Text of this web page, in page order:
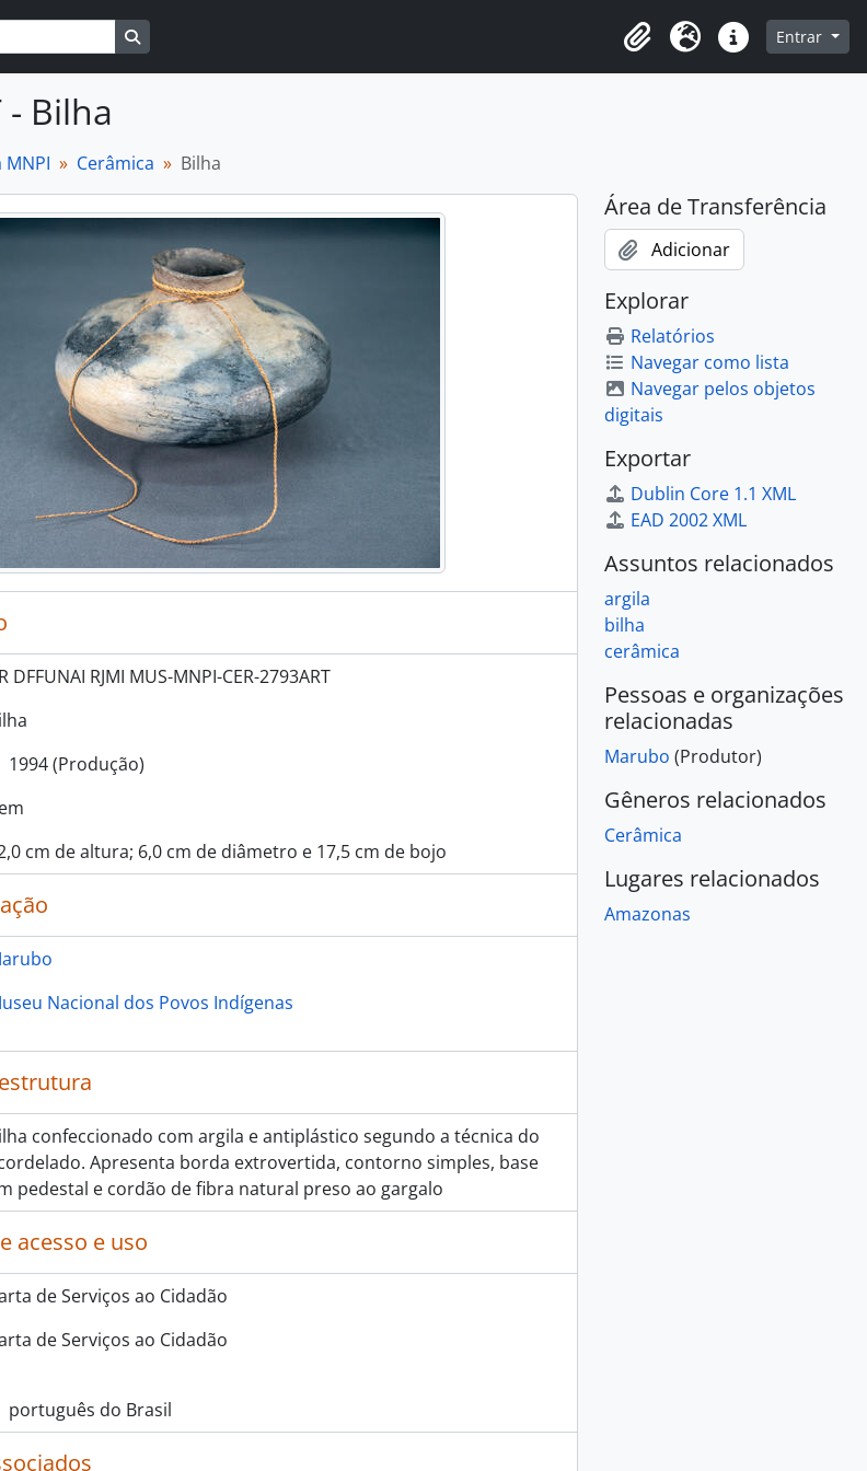
Área de Transferência
Idioma Atalhos Entrar
- Bilha
Cerâmica Bilha
DFFUNAI RJMI MUS-MNPI-CER-2793ART
1994 (Produção)
cm de altura; 6,0 cm de diâmetro e 17,5 cm de bojo
Nacional dos Povos Indígenas
confeccionado com argila e antiplástico segundo a técnica do
Apresenta borda extrovertida, contorno simples, base
pedestal e cordão de fibra natural preso ao gargalo
acesso e uso
de Serviços ao Cidadão
de Serviços ao Cidadão
português do Brasil
Área de Transferência
Adicionar
Explorar
Relatórios
Navegar como lista
Navegar pelos objetos
digitais
Exportar
Dublin Core 1.1 XML
EAD 2002 XML
Assuntos relacionados
argila
bilha
cerâmica
Pessoas e organizações
relacionadas
Marubo (Produtor)
Gêneros relacionados
Cerâmica
Lugares relacionados
Amazonas